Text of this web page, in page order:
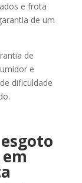
e frota
de um
de
e
dificuldade